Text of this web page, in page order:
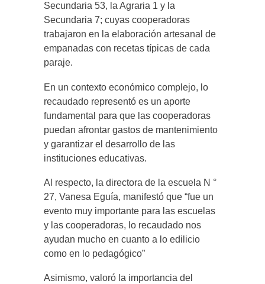
Secundaria 53, la Agraria 1 y la
Secundaria 7; cuyas cooperadoras
trabajaron en la elaboración artesanal de
empanadas con recetas típicas de cada
paraje.
En un contexto económico complejo, lo
recaudado representó es un aporte
fundamental para que las cooperadoras
puedan afrontar gastos de mantenimiento
y garantizar el desarrollo de las
instituciones educativas.
Al respecto, la directora de la escuela N °
27, Vanesa Eguía, manifestó que “fue un
evento muy importante para las escuelas
y las cooperadoras, lo recaudado nos
ayudan mucho en cuanto a lo edilicio
como en lo pedagógico”
Asimismo, valoró la importancia del